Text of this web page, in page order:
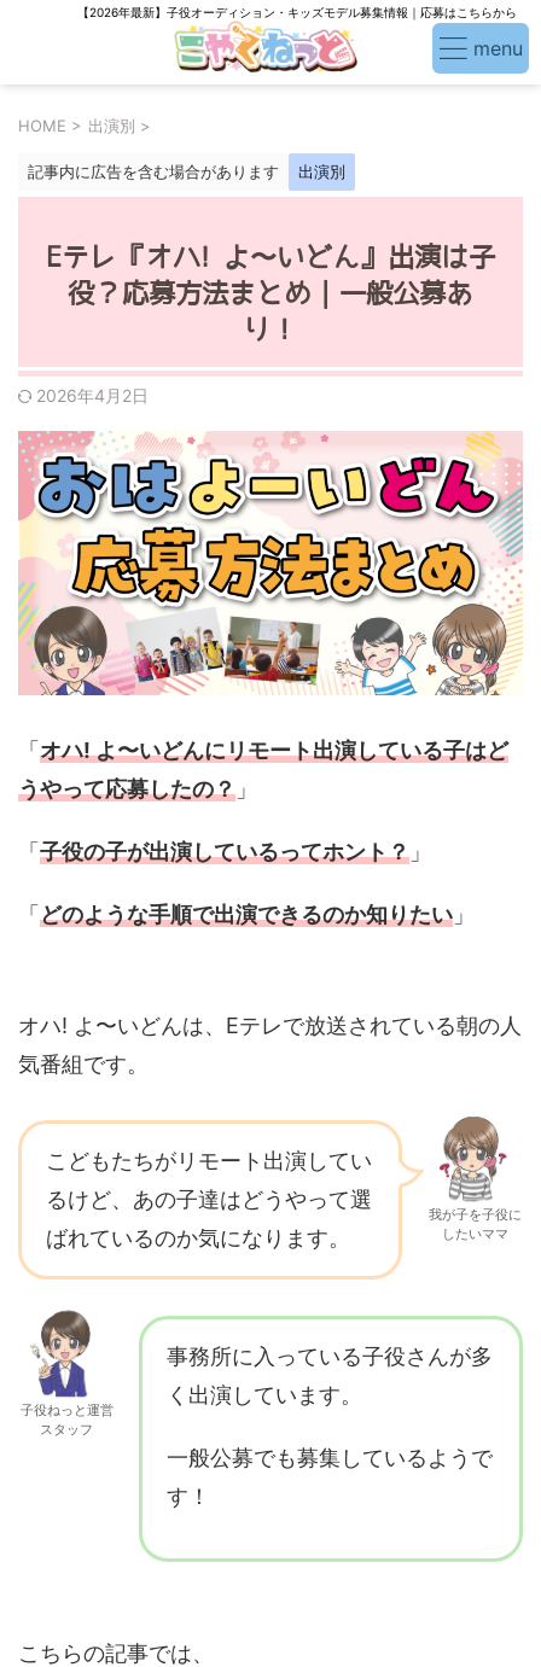
【2026年最新】子役オーディション・キッズモデル募集情報｜応募はこちらから
HOME > 出演別 >
記事内に広告を含む場合があります 出演別
Eテレ『オハ! よ〜いどん』出演は子
役？応募方法まとめ｜一般公募あ
り！
2026年4月2日
「オハ! よ〜いどんにリモート出演している子はど
うやって応募したの？ 」
「子役の子が出演しているってホント？ 」
「どのような手順で出演できるのか知りたい 」
オハ! よ〜いどんは、Eテレで放送されている朝の人
気番組です。
こどもたちがリモート出演してい
るけど、あの子達はどうやって選
ばれているのか気になります。
我が子を子役に
したいママ
子役ねっと運営
スタッフ
事務所に入っている子役さんが多
く出演しています。
一般公募でも募集しているようで
す！
こちらの記事では、